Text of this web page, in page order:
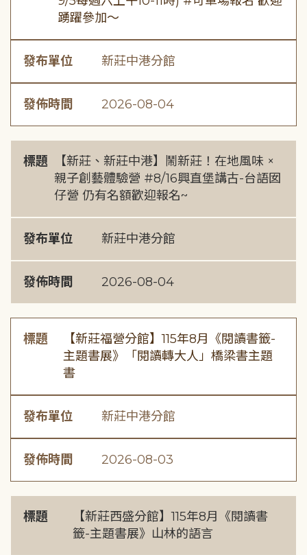
踴躍參加～
發布單位 新莊中港分館
發佈時間 2026-08-04
標題
【新莊、新莊中港】鬧新莊！在地風味 ×
親子創藝體驗營 #8/16興直堡講古-台語囡
仔營 仍有名額歡迎報名~
發布單位 新莊中港分館
發佈時間 2026-08-04
標題
【新莊福營分館】115年8月《閱讀書籤-
主題書展》「閱讀轉大人」橋梁書主題
書
發布單位 新莊中港分館
發佈時間 2026-08-03
標題
【新莊西盛分館】115年8月《閱讀書
籤-主題書展》山林的語言